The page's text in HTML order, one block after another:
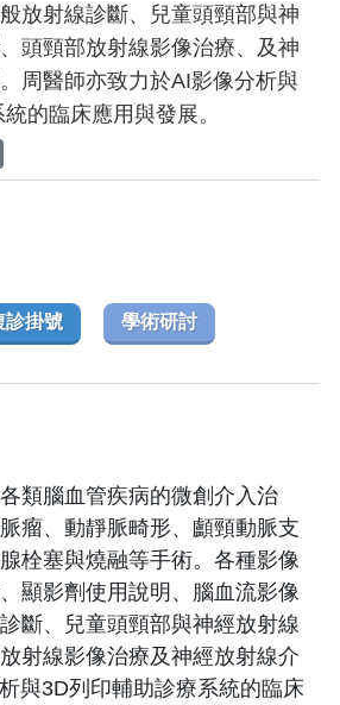
放射線診斷、兒童頭頸部與神
頭頸部放射線影像治療、及神
周醫師亦致力於AI影像分析與
的臨床應用與發展。
診掛號 學術研討
類腦血管疾病的微創介入治
瘤、動靜脈畸形、顱頸動脈支
栓塞與燒融等手術。各種影像
顯影劑使用說明、腦血流影像
斷、兒童頭頸部與神經放射線
射線影像治療及神經放射線介
與3D列印輔助診療系統的臨床